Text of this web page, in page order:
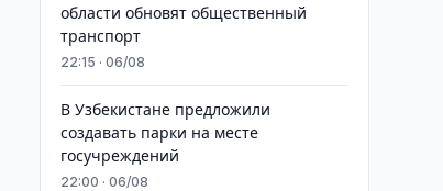
области обновят общественный
транспорт
22:15 · 06/08
В Узбекистане предложили
создавать парки на месте
госучреждений
22:00 · 06/08